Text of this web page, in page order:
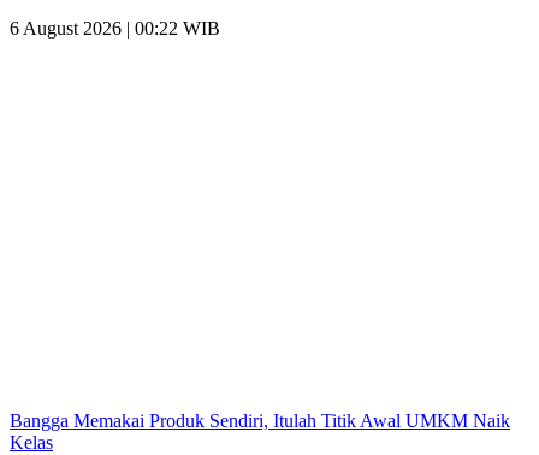
6 August 2026 | 00:22 WIB
Bangga Memakai Produk Sendiri, Itulah Titik Awal UMKM Naik
Kelas